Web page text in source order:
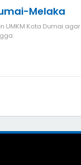
Melaka
UMKM Kota Dumai agar